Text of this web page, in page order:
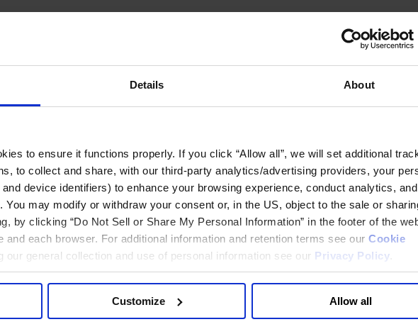
Details About
to ensure it functions properly. If you click “Allow all”, we will set additional
to collect and share, with our third-party analytics/advertising providers, your
device identifiers) to enhance your browsing experience, conduct analytics, and
You may modify or withdraw your consent or, in the US, object to the sale or
by clicking “Do Not Sell or Share My Personal Information” in the footer of the
and each browser. For additional information and retention terms see our Cookie
our general collection and use of personal information see our Privacy Policy
Customize Allow all